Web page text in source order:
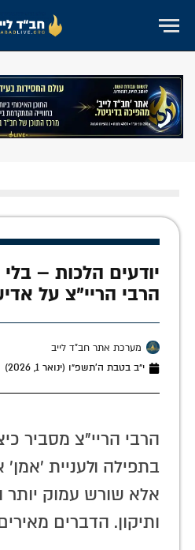
יודעים הלכות –
הרבי הריי"צ על
מערכת אתר חב"ד לייב
י״ב בטבת ה׳תשפ״ו (ינואר 1, 2026)
הרבי הריי"צ מסביר
בתפילה ולעניית
אלא שורש עמוק יותר
ותיקון. הדברים